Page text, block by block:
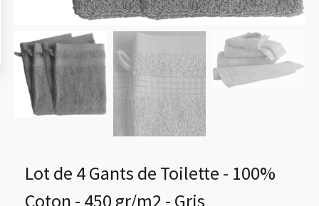
Lot de 4 Gants de Toilette - 100%
Coton - 450 gr/m2 - Gris